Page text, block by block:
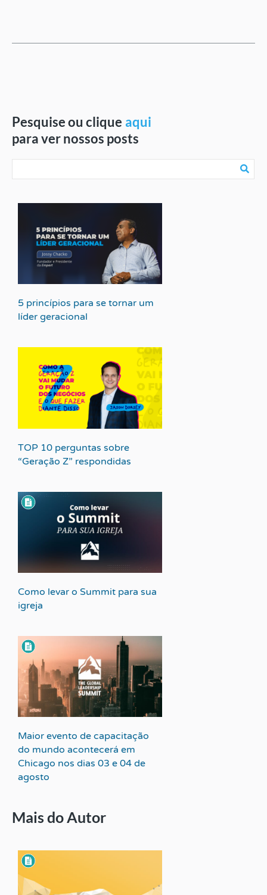
Pesquise ou clique aqui
para ver nossos posts
5 princípios para se tornar um
líder geracional
TOP 10 perguntas sobre
“Geração Z” respondidas
Como levar o Summit para sua
igreja
Maior evento de capacitação
do mundo acontecerá em
Chicago nos dias 03 e 04 de
agosto
Mais do Autor